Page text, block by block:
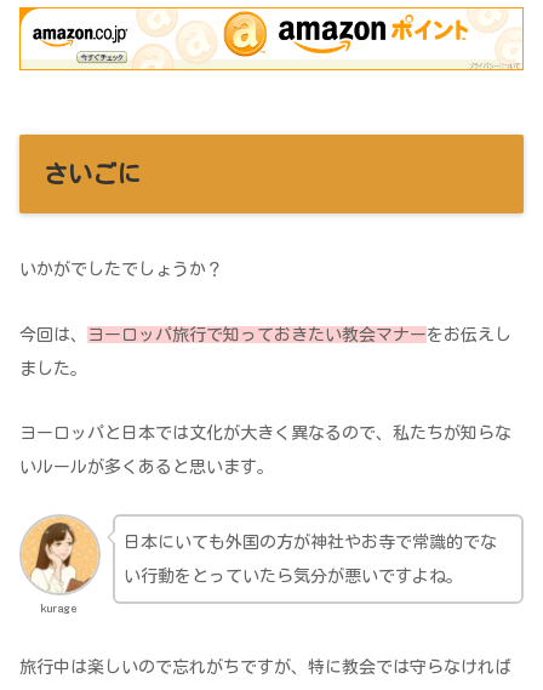
さいごに
いかがでしたでしょうか？
今回は、 ヨーロッパ旅行で知っておきたい教会マナーをお伝えし
ました。
ヨーロッパと日本では文化が大きく異なるので、私たちが知らな
いルールが多くあると思います。
kurage
日本にいても外国の方が神社やお寺で常識的でな
い行動をとっていたら気分が悪いですよね。
旅行中は楽しいので忘れがちですが、特に教会では守らなければ